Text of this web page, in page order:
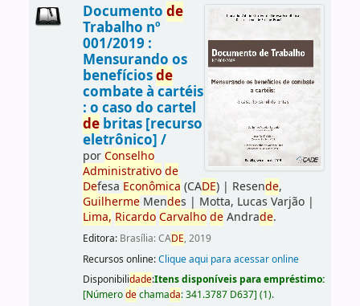
Documento de
Trabalho nº
001/2019 :
Mensurando os
benefíciosde
combate à cartéis
: o caso do cartel
debritas [recurso
eletrônico] /
porConselho
Administrativo de
Defesa Econômica (CADE)| Resende,
GuilhermeMendes | Motta, Lucas Varjão|
Lima, Ricardo Carvalho deAndrade.
Editora: Brasília: CADE, 2019
Recursos online:Clique aqui para acessar online
Disponibilidade:Itens disponíveis para empréstimo:
[Númerodechamada:341.3787 D637] (1).